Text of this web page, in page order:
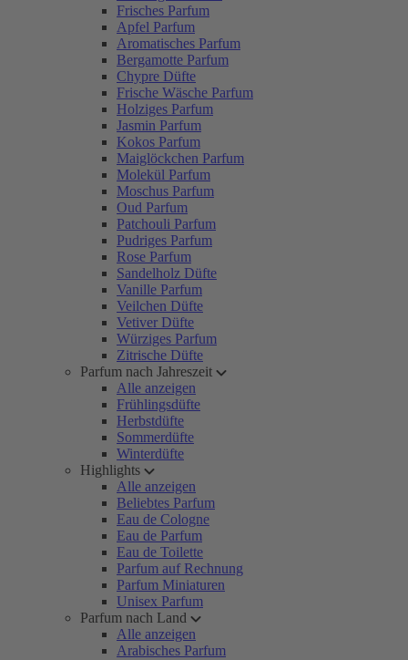
Frisches Parfum
Apfel Parfum
Aromatisches Parfum
Bergamotte Parfum
Chypre Düfte
Frische Wäsche Parfum
Holziges Parfum
Jasmin Parfum
Kokos Parfum
Maiglöckchen Parfum
Molekül Parfum
Moschus Parfum
Oud Parfum
Patchouli Parfum
Pudriges Parfum
Rose Parfum
Sandelholz Düfte
Vanille Parfum
Veilchen Düfte
Vetiver Düfte
Würziges Parfum
Zitrische Düfte
Parfum nach Jahreszeit
Alle anzeigen
Frühlingsdüfte
Herbstdüfte
Sommerdüfte
Winterdüfte
Highlights
Alle anzeigen
Beliebtes Parfum
Eau de Cologne
Eau de Parfum
Eau de Toilette
Parfum auf Rechnung
Parfum Miniaturen
Unisex Parfum
Parfum nach Land
Alle anzeigen
Arabisches Parfum